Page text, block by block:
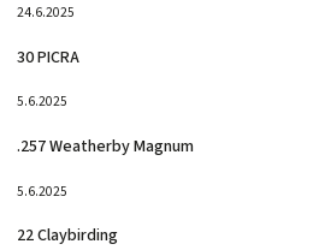
24.6.2025
30 PICRA
5.6.2025
.257 Weatherby Magnum
5.6.2025
22 Claybirding